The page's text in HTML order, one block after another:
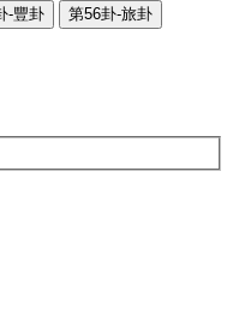
-豐卦 第56卦-旅卦